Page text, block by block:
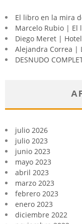
El libro en la mira
Marcelo Rubio | El
Diego Meret |
Alejandra Correa |
DESNUDO
julio 2026
julio 2023
junio 2023
mayo 2023
abril 2023
marzo 2023
febrero 2023
enero 2023
diciembre 2022